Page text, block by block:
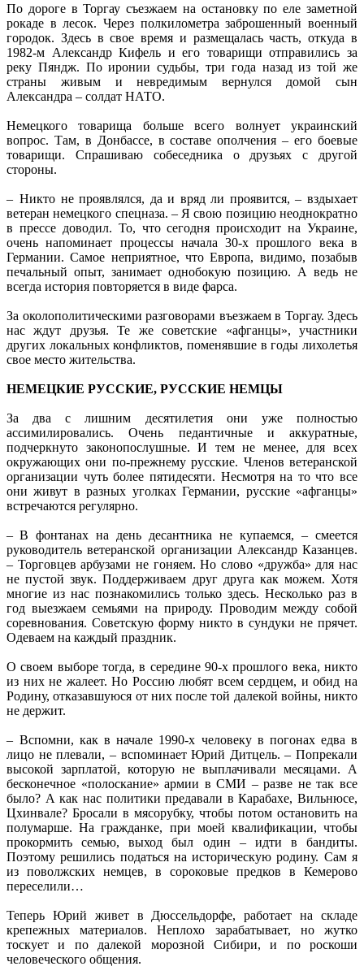
По дороге в Торгау съезжаем на остановку по еле заметной
рокаде в лесок. Через полкилометра заброшенный военный
городок. Здесь в свое время и размещалась часть, откуда в
1982-м Александр Кифель и его товарищи отправились за
реку Пяндж. По иронии судьбы, три года назад из той же
страны живым и невредимым вернулся домой сын
Александра – солдат НАТО.
Немецкого товарища больше всего волнует украинский
вопрос. Там, в Донбассе, в составе ополчения – его боевые
товарищи. Спрашиваю собеседника о друзьях с другой
стороны.
– Никто не проявлялся, да и вряд ли проявится, – вздыхает
ветеран немецкого спецназа. – Я свою позицию неоднократно
в прессе доводил. То, что сегодня происходит на Украине,
очень напоминает процессы начала 30-х прошлого века в
Германии. Самое неприятное, что Европа, видимо, позабыв
печальный опыт, занимает однобокую позицию. А ведь не
всегда история повторяется в виде фарса.
За околополитическими разговорами въезжаем в Торгау. Здесь
нас ждут друзья. Те же советские «афганцы», участники
других локальных конфликтов, поменявшие в годы лихолетья
свое место жительства.
НЕМЕЦКИЕ РУССКИЕ, РУССКИЕ НЕМЦЫ
За два с лишним десятилетия они уже полностью
ассимилировались. Очень педантичные и аккуратные,
подчеркнуто законопослушные. И тем не менее, для всех
окружающих они по-прежнему русские. Членов ветеранской
организации чуть более пятидесяти. Несмотря на то что все
они живут в разных уголках Германии, русские «афганцы»
встречаются регулярно.
– В фонтанах на день десантника не купаемся, – смеется
руководитель ветеранской организации Александр Казанцев.
– Торговцев арбузами не гоняем. Но слово «дружба» для нас
не пустой звук. Поддерживаем друг друга как можем. Хотя
многие из нас познакомились только здесь. Несколько раз в
год выезжаем семьями на природу. Проводим между собой
соревнования. Советскую форму никто в сундуки не прячет.
Одеваем на каждый праздник.
О своем выборе тогда, в середине 90-х прошлого века, никто
из них не жалеет. Но Россию любят всем сердцем, и обид на
Родину, отказавшуюся от них после той далекой войны, никто
не держит.
– Вспомни, как в начале 1990-х человеку в погонах едва в
лицо не плевали, – вспоминает Юрий Дитцель. – Попрекали
высокой зарплатой, которую не выплачивали месяцами. А
бесконечное «полоскание» армии в СМИ – разве не так все
было? А как нас политики предавали в Карабахе, Вильнюсе,
Цхинвале? Бросали в мясорубку, чтобы потом остановить на
полумарше. На гражданке, при моей квалификации, чтобы
прокормить семью, выход был один – идти в бандиты.
Поэтому решились податься на историческую родину. Сам я
из поволжских немцев, в сороковые предков в Кемерово
переселили…
Теперь Юрий живет в Дюссельдорфе, работает на складе
крепежных материалов. Неплохо зарабатывает, но жутко
тоскует и по далекой морозной Сибири, и по роскоши
человеческого общения.